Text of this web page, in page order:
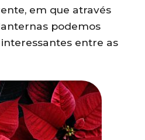
em que através
podemos
entre as